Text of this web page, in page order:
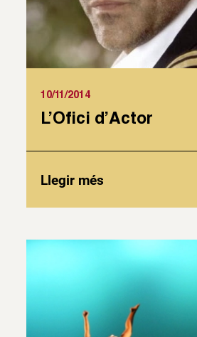
10/11/2014
L’Ofici d’Actor
Llegir més